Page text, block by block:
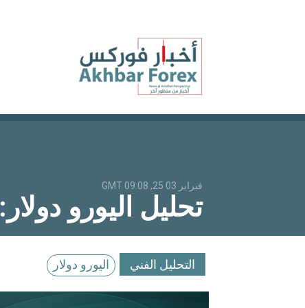
فبراير 03 25, 09:08 GMT
تحليل اليورو
التحليل الفني اليورو دولار